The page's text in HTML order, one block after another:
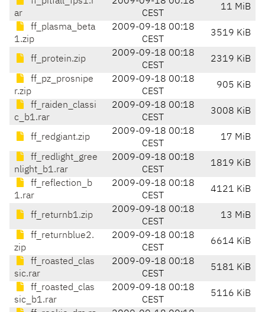
ar
CEST
11 MiB
ff_plasma_beta
1.zip
2009-09-18 00:18
CEST
3519 KiB
ff_protein.zip
2009-09-18 00:18
CEST
2319 KiB
ff_pz_prosnipe
r.zip
2009-09-18 00:18
CEST
905 KiB
ff_raiden_classi
c_b1.rar
2009-09-18 00:18
CEST
3008 KiB
ff_redgiant.zip
2009-09-18 00:18
CEST
17 MiB
ff_redlight_gree
nlight_b1.rar
2009-09-18 00:18
CEST
1819 KiB
ff_reflection_b
1.rar
2009-09-18 00:18
CEST
4121 KiB
ff_returnb1.zip
2009-09-18 00:18
CEST
13 MiB
ff_returnblue2.
zip
2009-09-18 00:18
CEST
6614 KiB
ff_roasted_clas
sic.rar
2009-09-18 00:18
CEST
5181 KiB
ff_roasted_clas
sic_b1.rar
2009-09-18 00:18
CEST
5116 KiB